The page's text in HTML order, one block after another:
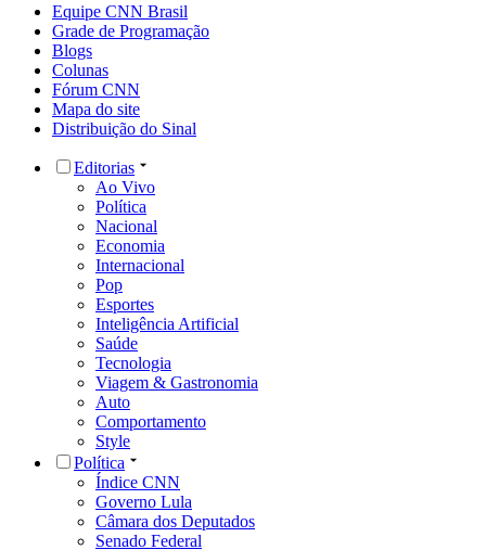
Equipe CNN Brasil
Grade de Programação
Blogs
Colunas
Fórum CNN
Mapa do site
Distribuição do Sinal
Editorias
Ao Vivo
Política
Nacional
Economia
Internacional
Pop
Esportes
Inteligência Artificial
Saúde
Tecnologia
Viagem & Gastronomia
Auto
Comportamento
Style
Política
Índice CNN
Governo Lula
Câmara dos Deputados
Senado Federal